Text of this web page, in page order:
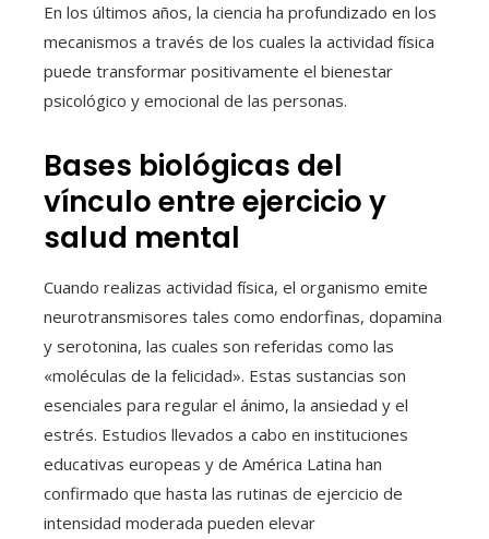
En los últimos años, la ciencia ha profundizado en los
mecanismos a través de los cuales la actividad física
puede transformar positivamente el bienestar
psicológico y emocional de las personas.
Bases biológicas del
vínculo entre ejercicio y
salud mental
Cuando realizas actividad física, el organismo emite
neurotransmisores tales como endorfinas, dopamina
y serotonina, las cuales son referidas como las
«moléculas de la felicidad». Estas sustancias son
esenciales para regular el ánimo, la ansiedad y el
estrés. Estudios llevados a cabo en instituciones
educativas europeas y de América Latina han
confirmado que hasta las rutinas de ejercicio de
intensidad moderada pueden elevar